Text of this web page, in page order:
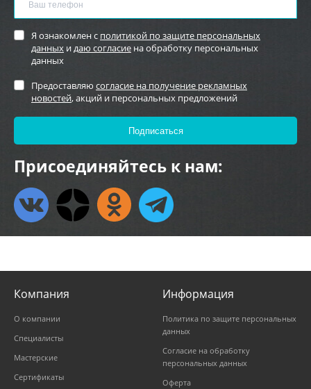
Я ознакомлен с политикой по защите персональных
данных идаю согласие на обработку персональных
данных
Предоставляю согласие на получение рекламных
новостей, акций и персональных предложений
Присоединяйтесь к нам:
Компания
О компании
Специалисты
Мастерские
Сертификаты
Информация
Политика по защите персональных
данных
Согласие на обработку
персональных данных
Оферта